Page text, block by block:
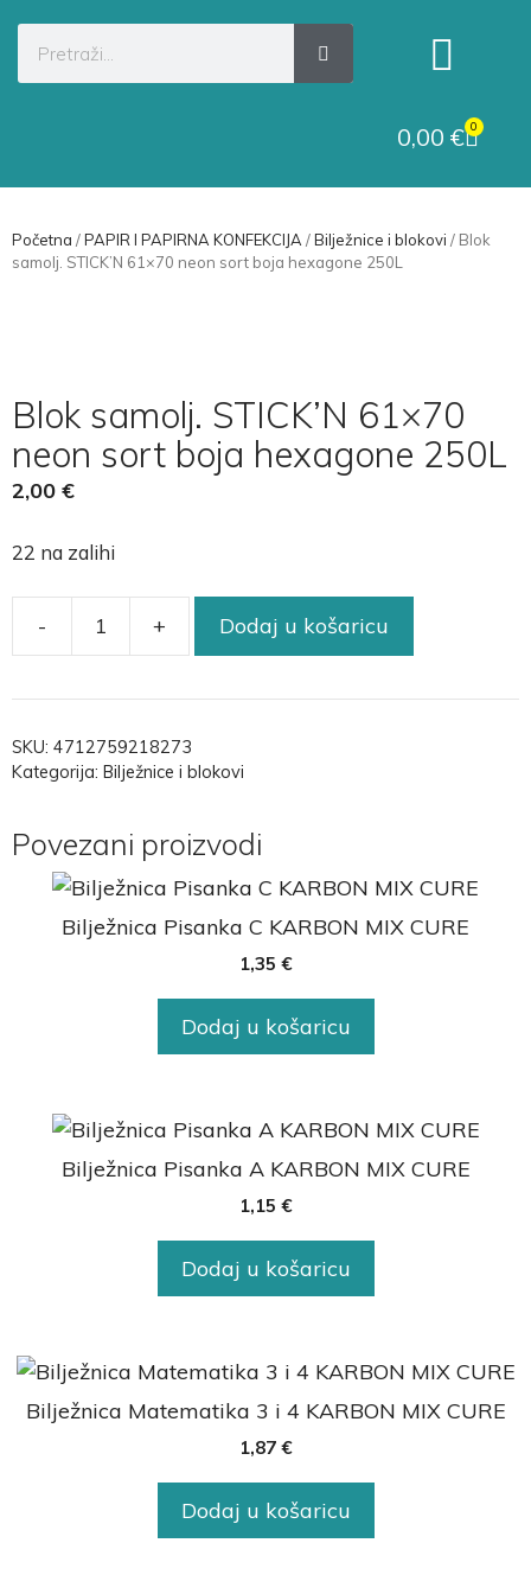
0,00 € 0
Početna /PAPIR I PAPIRNA KONFEKCIJA /Bilježnice i blokovi / Blok
samolj. STICK’N 61×70 neon sort boja hexagone 250L
Blok samolj. STICK’N 61×70
neon sort boja hexagone 250L
2,00 €
22 na zalihi
- + Dodaj u košaricu
SKU: 4712759218273
Kategorija: Bilježnice i blokovi
Povezani proizvodi
Bilježnica Pisanka C KARBON MIX CURE
1,35 €
Dodaj u košaricu
Bilježnica Pisanka A KARBON MIX CURE
1,15 €
Dodaj u košaricu
Bilježnica Matematika 3 i 4 KARBON MIX CURE
1,87 €
Dodaj u košaricu